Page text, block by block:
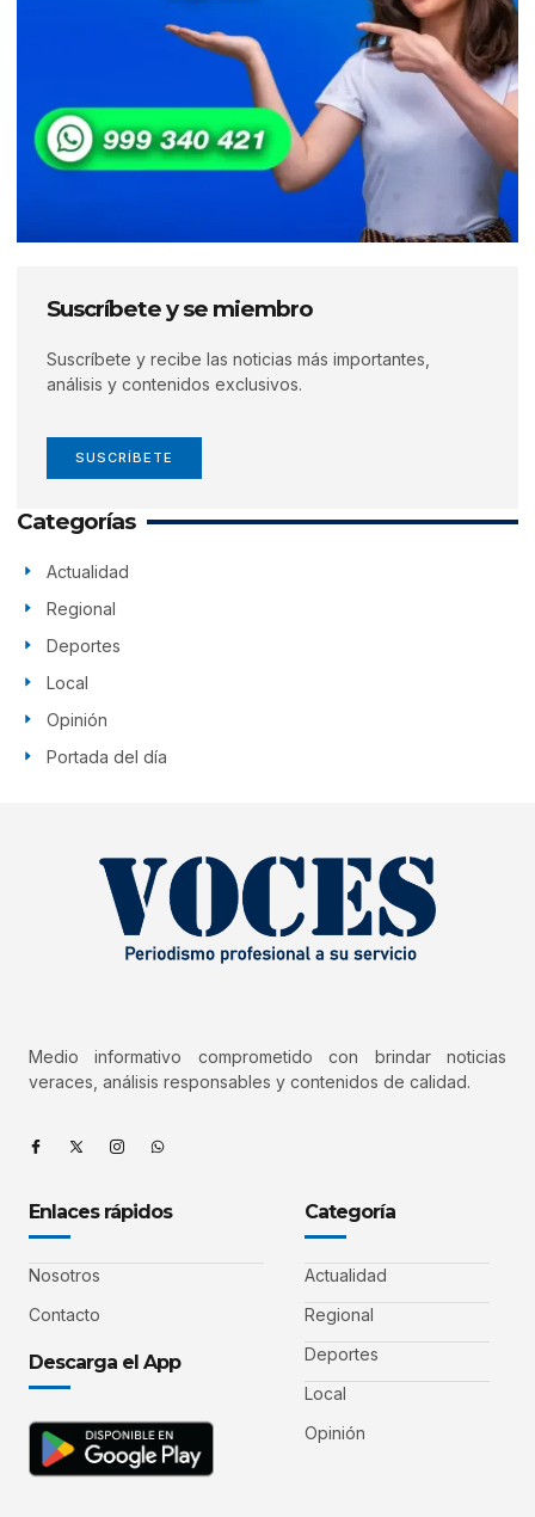
Suscríbete y se miembro
Suscríbete y recibe las noticias más importantes,
análisis y contenidos exclusivos.
SUSCRÍBETE
Categorías
Actualidad
Regional
Deportes
Local
Opinión
Portada del día
Medio informativo comprometido con brindar noticias
veraces, análisis responsables y contenidos de calidad.
Enlaces rápidos
Nosotros
Contacto
Descarga el App
Categoría
Actualidad
Regional
Deportes
Local
Opinión